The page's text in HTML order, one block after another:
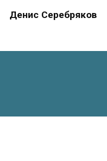
Денис Серебряков